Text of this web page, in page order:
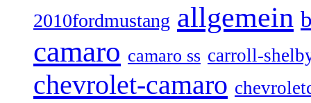
2010fordmustang allgemein
camaro camaro ss carroll-
chevrolet-camaro